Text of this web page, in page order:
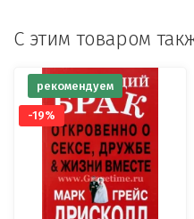
С этим товаром
рекомендуем
-19%